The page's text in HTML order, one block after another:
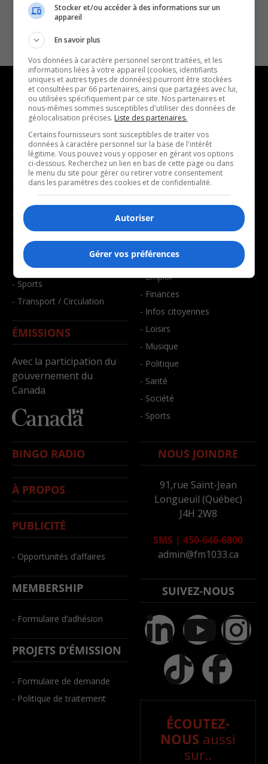
NOUVELLES
- Affaires municipales
- Communauté / Social
- Culture
- Économie
- Éducation
- Environnement
- Faits divers
- Santé et bien-être
- Sports
- Transport / Circulation
ÉMISSIONS
Avec la participation du
gouvernement du
Canada
MUSIQUE
- Décompte franco
- Joué récemment
BALADOS
- Affaires
- Art de vivre
- Bien-être
- Emploi
- Finances
- Infos citoyennes
- Loisirs
- Musique
- Politique
- Santé
- Société
- Sports
BINGO RADIO
À PROPOS
PUBLICITÉ
- Opportunités d’affaires
MEMBERSHIP
- Formulaire d’adhésion
PROJETS D’ÉMISSION
- Formulaire de demande
- Politique de traitement
NOUS JOINDRE
91,rue Saint-Jean
Longueuil (Québec)
J4H 2W8
SMS | 450-646-6800
admin@fm1033.ca
SUIVEZ-NOUS
ÉCOUTEZ-
NOUS aussi
sur..
Stocker et/ou accéder à des informations sur un
appareil
En savoir plus
Vos données à caractère personnel seront traitées, et les
informations liées à votre appareil (cookies, identifiants
uniques et autres types de données) pourront être stockées
et consultées par 66 partenaires, ainsi que partagées avec lui,
ou utilisées spécifiquement par ce site. Nos partenaires et
nous-mêmes sommes susceptibles d'utiliser des données de
géolocalisation précises. Liste des partenaires.
Certains fournisseurs sont susceptibles de traiter vos
données à caractère personnel sur la base de l'intérêt
légitime. Vous pouvez vous y opposer en gérant vos options
ci-dessous. Recherchez un lien en bas de cette page ou dans
le menu du site pour gérer ou retirer votre consentement
dans les paramètres des cookies et de confidentialité.
Autoriser
Gérer vos préférences